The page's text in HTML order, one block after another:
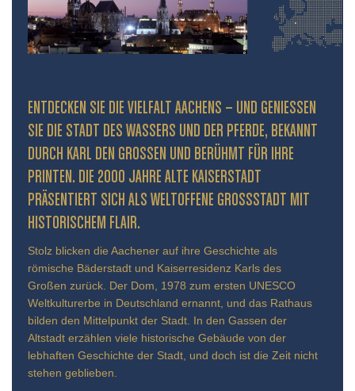
ENTDECKEN SIE DIE VIELFALT AACHENS – UND GENIESSEN S
IE DIE STADT DES WASSERS UND DER PFERDE, BEKANNT D
URCH KARL DEN GROSSEN UND BERÜHMT FÜR IHRE PR
INTEN. DIE 2000 JAHRE ALTE KAISERSTADT PR
ÄSENTIERT SICH ALS WELTOFFENE GROSSSTADT MIT HIS
TORISCHEM FLAIR.
Stolz blicken die Aachener auf ihre Geschichte als
römische Bäderstadt und Kaiserresidenz Karls des
Großen zurück. Der Dom, 1978 zum ersten UNESCO
Weltkulturerbe in Deutschland ernannt, und das Rathaus
bilden den Mittelpunkt der Stadt. In den Gassen der
Altstadt erzählen viele historische Gebäude von der
lebhaften Geschichte der Stadt, und doch ist die Zeit nicht
stehen geblieben.